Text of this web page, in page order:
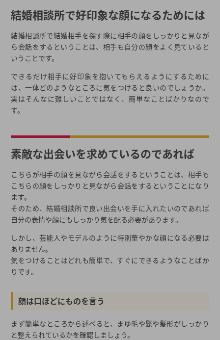
結婚相談所で好印象な顔になるためには
結婚相談所で結婚相手を探す際に相手の顔をしっかりと見なが
ら会話をするということは、相手も自分の顔をよく見ていると
いうことです。
できるだけ相手に好印象を抱いてもらえるようにするために
は、一体どのようなところに気をつけると良いのでしょうか。
実はそんなに難しいことではなく、簡単なことばかりなので
す。
素敵な出会いを求めているのであれば
こちらが相手の顔を見ながら会話をするということは、相手も
こちらの顔をしっかりと見ながら会話をするということになり
ます。
そのため、結婚相談所で良い出会いを手に入れたいのであれば
自分の表情や顔にもしっかり気を配る必要があります。
しかし、芸能人やモデルのように特別華やかな顔になる必要は
ありません。
気をつけることはどれも簡単で、すぐにできるようなことばか
りです。
顔は口ほどにものを言う
まず簡単なところから述べると、まゆ毛や髭や髪形がしっかり
と整えられているかを確認しましょう。